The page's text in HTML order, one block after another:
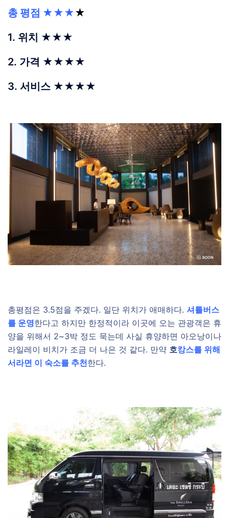
총 평점 ★★★★
1. 위치 ★★★
2. 가격 ★★★★
3. 서비스 ★★★★
총평점은 3.5점을 주겠다. 일단 위치가 애매하다. 셔틀버스
를 운영한다고 하지만 한정적이라 이곳에 오는 관광객은 휴
양을 위해서 2~3박 정도 묵는데 사실 휴양하면 아오낭이나
라일레이 비치가 조금 더 나은 것 같다. 만약 호캉스를 위해
서라면 이 숙소를 추천한다.